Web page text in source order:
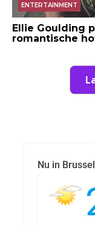
ENTERTAINMENT
Ellie Goulding
romantische